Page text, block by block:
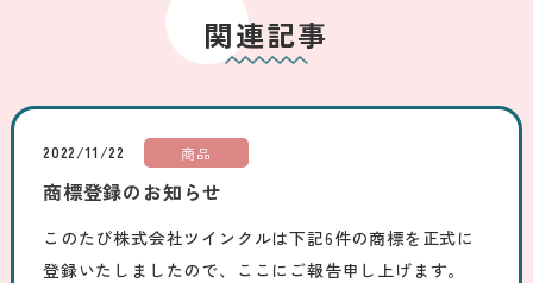
関連記事
2022/11/22 商品
商標登録のお知らせ
このたび株式会社ツインクルは下記6件の商標を正式に
登録いたしましたので、ここにご報告申し上げます。